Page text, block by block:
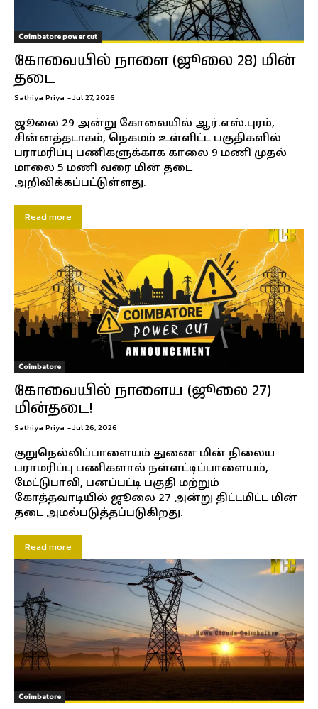
Coimbatore power cut
கோவையில் நாளை (ஜூலை 28) மின்
தடை
Sathiya Priya -Jul 27, 2026
ஜூலை 29 அன்று கோவையில் ஆர்.எஸ்.புரம்,
சின்னத்தடாகம், நெகமம் உள்ளிட்ட பகுதிகளில்
பராமரிப்பு பணிகளுக்காக காலை 9 மணி முதல்
மாலை 5 மணி வரை மின் தடை
அறிவிக்கப்பட்டுள்ளது.
Read more
Coimbatore
கோவையில் நாளைய (ஜூலை 27)
மின்தடை!
Sathiya Priya -Jul 26, 2026
குறுநெல்லிப்பாளையம் துணை மின் நிலைய
பராமரிப்பு பணிகளால் நள்ளட்டிப்பாளையம்,
மேட்டுபாவி, பனப்பட்டி பகுதி மற்றும்
கோத்தவாடியில் ஜூலை 27 அன்று திட்டமிட்ட மின்
தடை அமல்படுத்தப்படுகிறது.
Read more
Coimbatore